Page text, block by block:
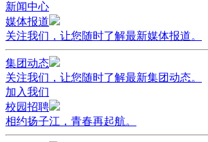
新闻中心
媒体报道
关注我们，让您随时了解最新媒体报道。
集团动态
关注我们，让您随时了解最新集团动态。
加入我们
校园招聘
相约扬子江，青春再起航。